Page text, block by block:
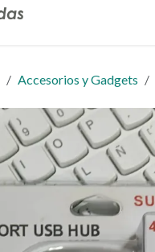
Accesorios y Gadgets